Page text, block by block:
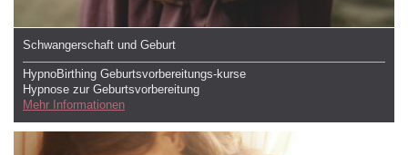
Schwangerschaft und Geburt
HypnoBirthing Geburtsvorbereitungs-kurse
Hypnose zur Geburtsvorbereitung
Mehr Informationen